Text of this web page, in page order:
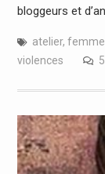
bloggeurs et
atelier,
violences